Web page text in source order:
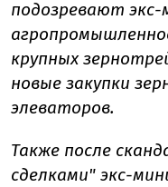
подозревают
крупных
новые закупки
элеваторов.
Также после
сделками" экс-